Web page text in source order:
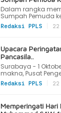
Dalam rangka
Sumpah Pemuda
Redaksi PPLS
Upacara
Pancasila..
Surabaya - 1
makna, Pusat
Redaksi PPLS
Memperingati Hari